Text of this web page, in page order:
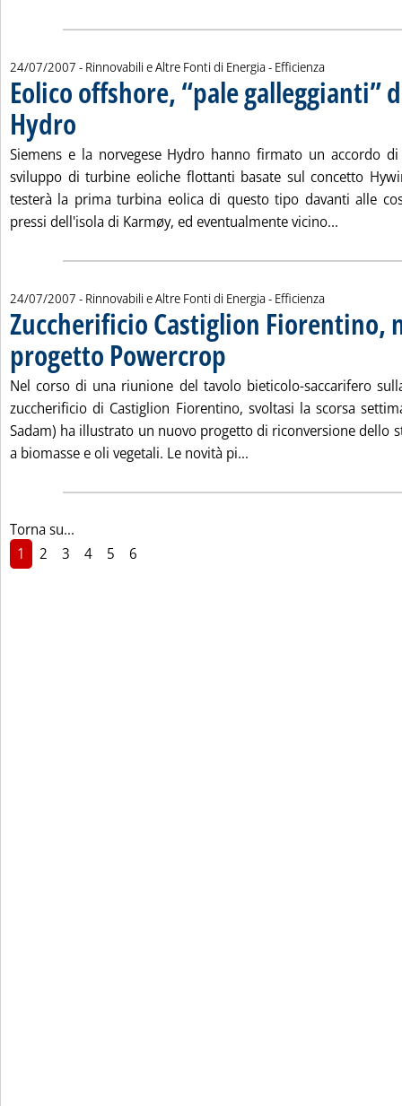
24/07/2007 - Rinnovabili e Altre Fonti di Energia - Efficienza
Eolico offshore, “pale galleggianti”
Hydro . Pubblicata martedì 24 luglio 2007 alle 15.26.
Siemens e la norvegese Hydro hanno firmato un accordo
sviluppo di turbine eoliche flottanti basate sul concetto
testerà la prima turbina eolica di questo tipo davanti alle
pressi dell'isola di Karmøy, ed eventualmente vicino...
24/07/2007 - Rinnovabili e Altre Fonti di Energia - Efficienza
Zuccherificio Castiglion Fiorentino,
progetto Powercrop
Nel corso di una riunione del tavolo bieticolo-saccarifero
zuccherificio di Castiglion Fiorentino, svoltasi la scorsa
Sadam) ha illustrato un nuovo progetto di riconversione dello
a biomasse e oli vegetali. Le novità pi...
Torna su...
1
2 3 4 5 6